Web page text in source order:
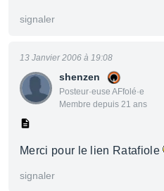
signaler
shenzen
Posteur·euse AFfolé·e
Membre depuis 21 ans
13 Janvier 2006 à 19:08
Merci pour le lien Ratafiole
signaler